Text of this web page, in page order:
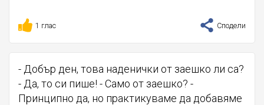
1 глас Сподели
- Добър ден, това наденички от заешко ли са?
- Да, то си пише! - Само от заешко? -
Принципно да, но практикуваме да добавяме